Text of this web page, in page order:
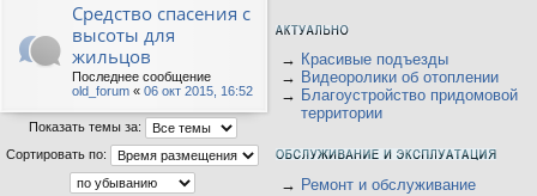
Средство спасения с
высоты для
жильцов
Последнее сообщение
old_forum « 06 окт 2015, 16:52
Показать темы за:
Сортировать по:
→ Красивые подъезды
→ Видеоролики об отоплении
→ Благоустройство придомовой
территории
→ Ремонт и обслуживание